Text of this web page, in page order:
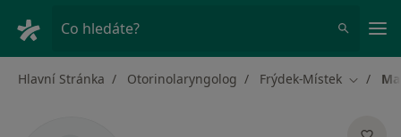
Co hledáte?
Hlavní Stránka Otorinolaryngolog Frýdek-Místek Změna